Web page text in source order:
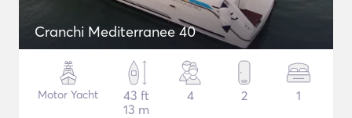
Cranchi Mediterranee 40
Motor Yacht
43 ft
13 m
4 2 1